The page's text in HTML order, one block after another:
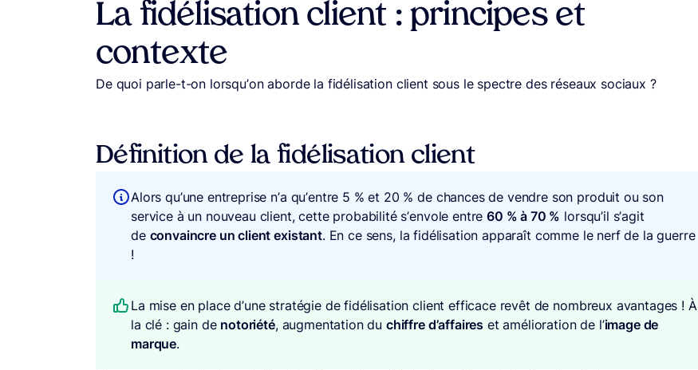
La fidélisation client : principes et
contexte
De quoi parle-t-on lorsqu’on aborde la fidélisation client sous le spectre des réseaux sociaux ?
Définition de la fidélisation client
Alors qu’une entreprise n’a qu’entre 5 % et 20 % de chances de vendre son produit ou son
service à un nouveau client, cette probabilité s’envole entre60 % à 70 % lorsqu’il s’agit
de convaincre un client existant. En ce sens, la fidélisation apparaît comme le nerf de la guerre
!
La mise en place d’une stratégie de fidélisation client efficace revêt de nombreux avantages ! À
la clé : gain de notoriété, augmentation du chiffre d’affaires et amélioration de l’image de
marque.